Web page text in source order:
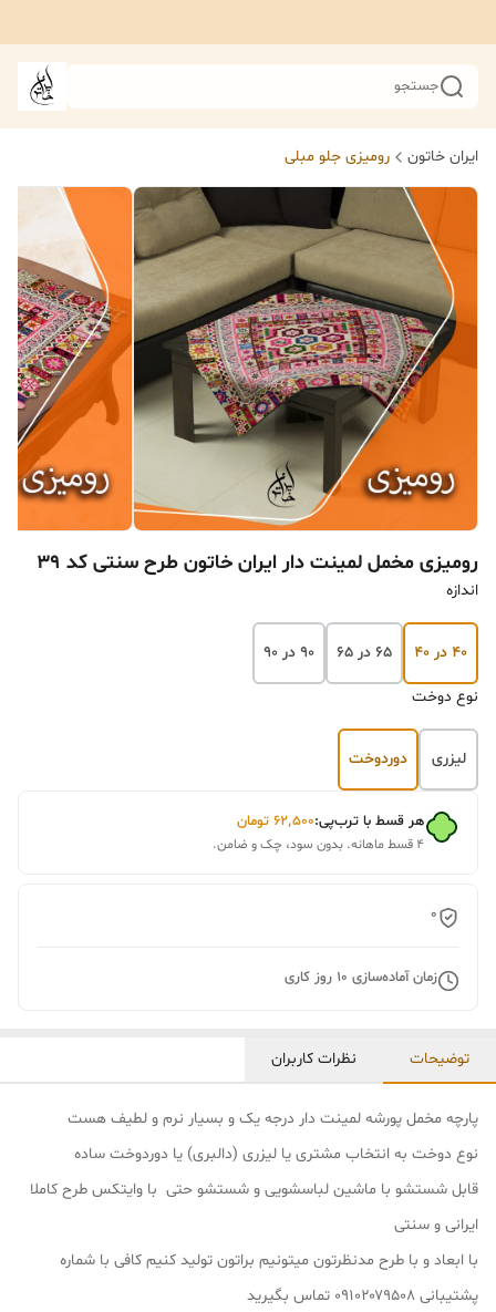
جستجو
ایران خاتون رومیزی جلو مبلی
رومیزی مخمل لمینت دار ایران خاتون طرح سنتی کد ۳۹
اندازه
۴۰ در ۴۰ ۶۵ در ۶۵ ۹۰ در ۹۰
نوع دوخت
لیزری دوردوخت
هر قسط با ترب‌پی:۶۲٬۵۰۰ تومان
۴ قسط ماهانه. بدون سود، چک و ضامن.
0
زمان آماده‌سازی 10 روز کاری
توضیحات نظرات کاربران
پارچه مخمل پورشه لمینت دار درجه یک و بسیار نرم و لطیف هست
نوع دوخت به انتخاب مشتری یا لیزری (دالبری) یا دوردوخت ساده
قابل شستشو با ماشین لباسشویی و شستشو حتی با وایتکس طرح کاملا
ایرانی و سنتی
با ابعاد و با طرح مدنظرتون میتونیم براتون تولید کنیم کافی با شماره
پشتیبانی ۰۹۱۰۲۰۷۹۵۰۸ تماس بگیرید